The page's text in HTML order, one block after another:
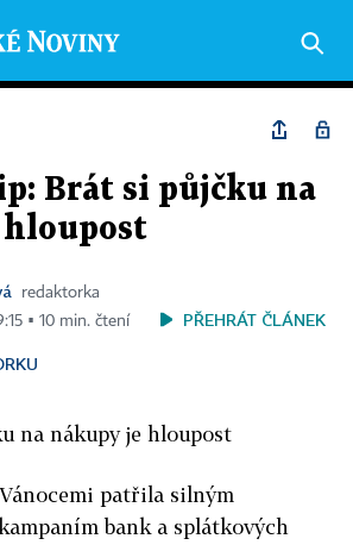
Brát si půjčku na
redaktorka
▪ 10 min. čtení
PŘEHRÁT ČLÁNEK
na nákupy je hloupost
patřila silným
bank a splátkových